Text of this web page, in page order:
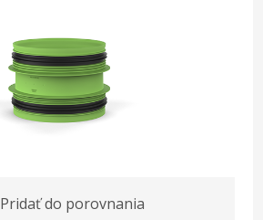
Pridať do porovnania